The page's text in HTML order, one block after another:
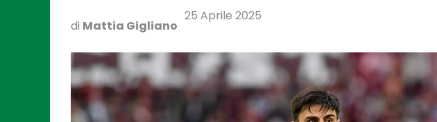
di Mattia Gigliano
25 Aprile 2025